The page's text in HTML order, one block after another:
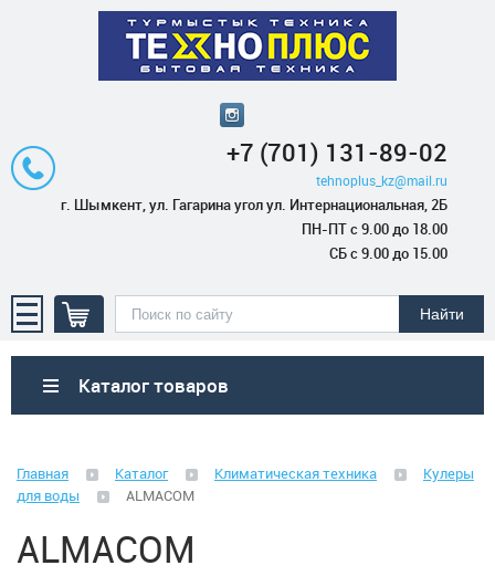
+7 (701) 131-89-02
tehnoplus_kz@mail.ru
г. Шымкент, ул. Гагарина угол ул. Интернациональная, 2Б
ПН-ПТ с 9.00 до 18.00
СБ с 9.00 до 15.00
Каталог товаров
Климатическая техника
Вентиляция
Главная Каталог Климатическая техника
Кулеры
для воды
ALMACOM
ALMACOM